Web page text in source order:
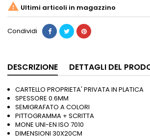
 Ultimi articoli in magazzino
Condividi
DESCRIZIONE DETTAGLI DEL
CARTELLO PROPRIETA' PRIVATA IN PLATICA
SPESSORE 0.6MM
SEMIGRAFATO A COLORI
PITTOGRAMMA + SCRITTA
MONE UNI-EN ISO 7010
DIMENSIONI 30X20CM